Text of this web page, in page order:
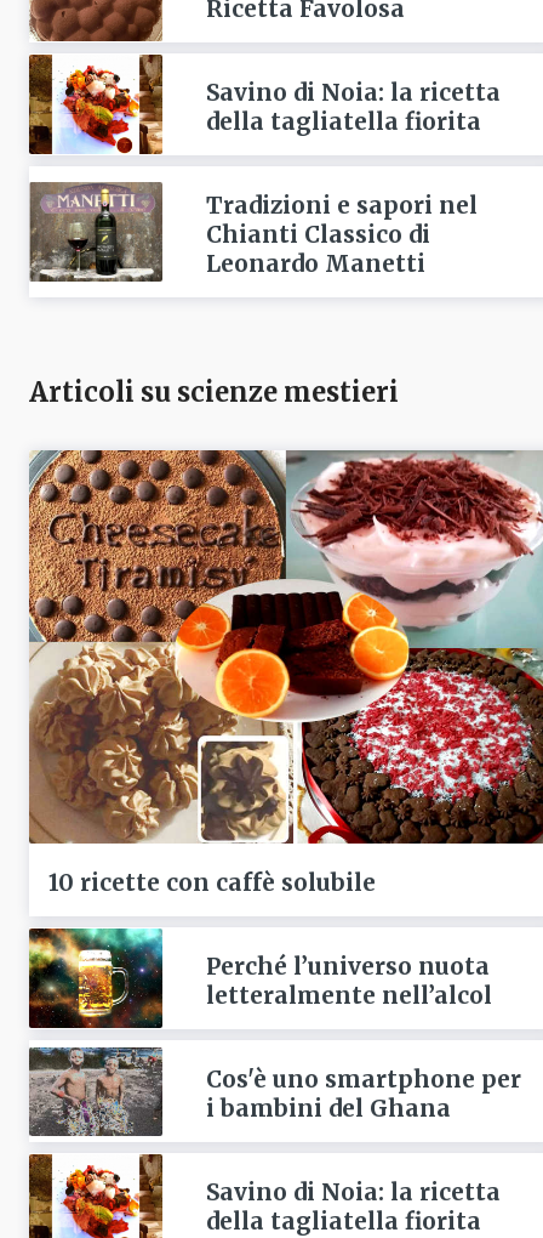
Ricetta Favolosa
Savino di Noia: la ricetta
della tagliatella fiorita
Tradizioni e sapori nel
Chianti Classico di
Leonardo Manetti
Articoli su scienze mestieri
10 ricette con caffè solubile
Perché l’universo nuota
letteralmente nell’alcol
Cos'è uno smartphone per
i bambini del Ghana
Savino di Noia: la ricetta
della tagliatella fiorita